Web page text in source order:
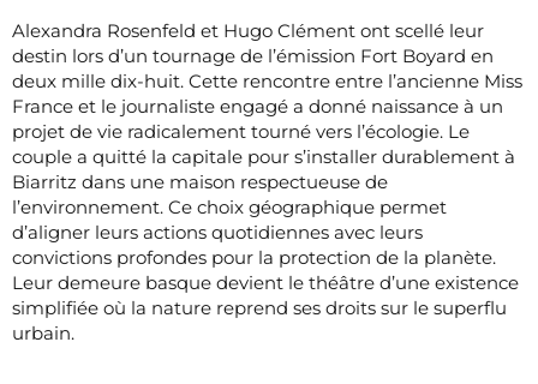
Alexandra Rosenfeld et Hugo Clément ont scellé leur
destin lors d’un tournage de l’émission Fort Boyard en
deux mille dix-huit. Cette rencontre entre l’ancienne Miss
France et le journaliste engagé a donné naissance à un
projet de vie radicalement tourné vers l’écologie. Le
couple a quitté la capitale pour s’installer durablement à
Biarritz dans une maison respectueuse de
l’environnement. Ce choix géographique permet
d’aligner leurs actions quotidiennes avec leurs
convictions profondes pour la protection de la planète.
Leur demeure basque devient le théâtre d’une existence
simplifiée où la nature reprend ses droits sur le superflu
urbain.